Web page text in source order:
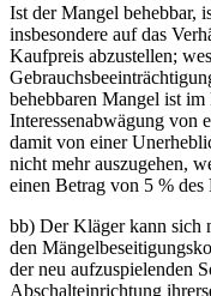
Ist der Mangel behebbar,
insbesondere auf das
Kaufpreis abzustellen;
behebbaren Mangel ist im
Interessenabwägung von
damit von einer
nicht mehr auszugehen,
einen Betrag von 5 %
bb) Der Kläger kann sich
den
der neu aufzuspielenden
Abschalteinrichtung